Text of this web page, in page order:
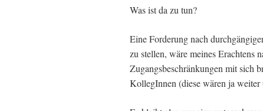
Was ist da zu tun?
Eine Forderung nach
zu stellen, wäre meines Erachtens
Zugangsbeschränkungen mit sich
KollegInnen (diese wären ja weiter